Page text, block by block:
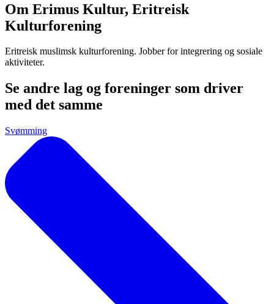
Om Erimus Kultur, Eritreisk
Kulturforening
Eritreisk muslimsk kulturforening. Jobber for integrering og sosiale
aktiviteter.
Se andre lag og foreninger som driver
med det samme
Svømming